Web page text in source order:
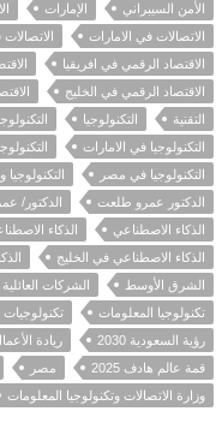
الأمن السيبراني
الإمارات
الاتصالات في الامارات
الاقتصاد الرقمي في افريقيا
الاقتصاد الرقمي في الخليج
التقنية
التكنولوجيا
التكنولوجيا في الامارات
التكنولوجيا في مصر
التكنولوجيا
الدكتور عمرو طلعت
الدكتور/
الذكاء الاصطناعي
الذكاء
الذكاء الاصطناعي في الخليج
الشرق الأوسط
الشركات
تكنولوجيا المعلومات
رؤية السعودية 2030
ريادة
قمة عالم هادف 2025
مصر
وزارة الاتصالات وتكنولوجيا المعلومات